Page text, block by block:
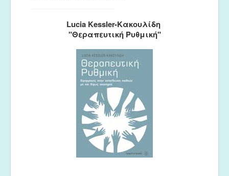
Lucia Kessler-Κακουλίδη
"Θεραπευτική Ρυθμική"